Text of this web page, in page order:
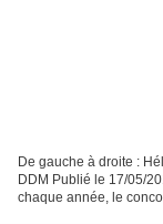
De gauche à droite :
DDM Publié le 17/05/
chaque année, le